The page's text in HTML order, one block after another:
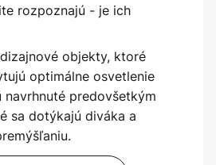
rozpoznajú - je ich
objekty, ktoré
optimálne osvetlenie
navrhnuté predovšetkým
sa dotýkajú diváka a